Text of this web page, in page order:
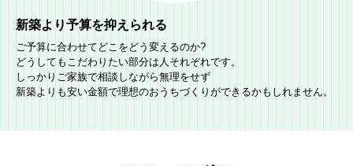
新築より予算を抑えられる
ご予算に合わせてどこをどう変えるのか?
どうしてもこだわりたい部分は人それぞれです。
しっかりご家族で相談しながら無理をせず
新築よりも安い金額で理想のおうちづくりができるかもしれません。